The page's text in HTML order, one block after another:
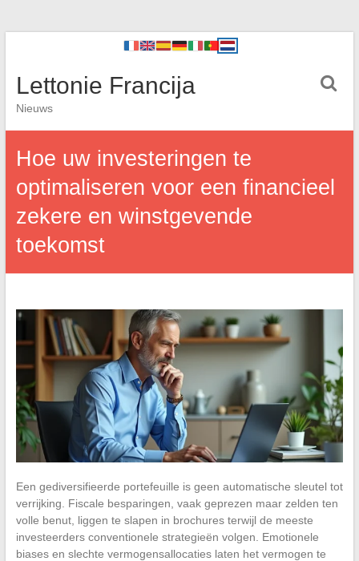
Lettonie Francija
Nieuws
Hoe uw investeringen te
optimaliseren voor een financieel
zekere en winstgevende
toekomst
Een gediversifieerde portefeuille is geen automatische sleutel tot
verrijking. Fiscale besparingen, vaak geprezen maar zelden ten
volle benut, liggen te slapen in brochures terwijl de meeste
investeerders conventionele strategieën volgen. Emotionele
biases en slechte vermogensallocaties laten het vermogen te